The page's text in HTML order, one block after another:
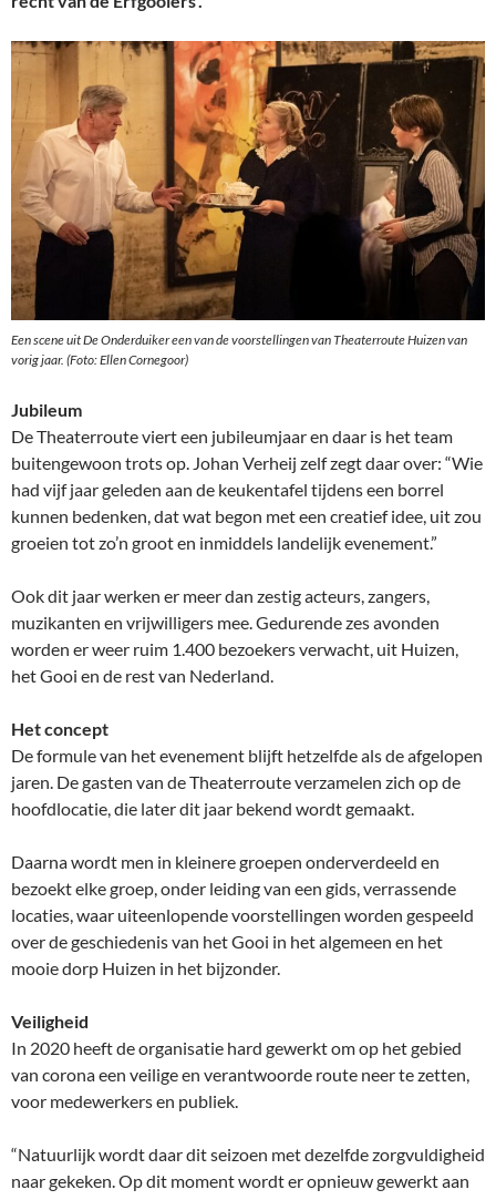
Een scene uit De Onderduiker een van de voorstellingen van Theaterroute Huizen van
vorig jaar. (Foto: Ellen Cornegoor)
Jubileum
De Theaterroute viert een jubileumjaar en daar is het team
buitengewoon trots op. Johan Verheij zelf zegt daar over: “Wie
had vijf jaar geleden aan de keukentafel tijdens een borrel
kunnen bedenken, dat wat begon met een creatief idee, uit zou
groeien tot zo’n groot en inmiddels landelijk evenement.”
Ook dit jaar werken er meer dan zestig acteurs, zangers,
muzikanten en vrijwilligers mee. Gedurende zes avonden
worden er weer ruim 1.400 bezoekers verwacht, uit Huizen,
het Gooi en de rest van Nederland.
Het concept
De formule van het evenement blijft hetzelfde als de afgelopen
jaren. De gasten van de Theaterroute verzamelen zich op de
hoofdlocatie, die later dit jaar bekend wordt gemaakt.
Daarna wordt men in kleinere groepen onderverdeeld en
bezoekt elke groep, onder leiding van een gids, verrassende
locaties, waar uiteenlopende voorstellingen worden gespeeld
over de geschiedenis van het Gooi in het algemeen en het
mooie dorp Huizen in het bijzonder.
Veiligheid
In 2020 heeft de organisatie hard gewerkt om op het gebied
van corona een veilige en verantwoorde route neer te zetten,
voor medewerkers en publiek.
“Natuurlijk wordt daar dit seizoen met dezelfde zorgvuldigheid
naar gekeken. Op dit moment wordt er opnieuw gewerkt aan